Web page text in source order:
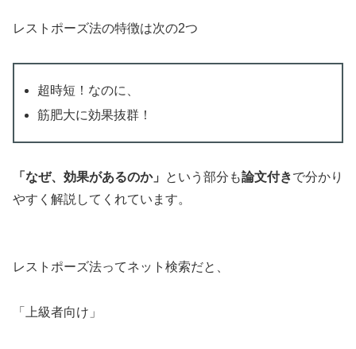
レストポーズ法の特徴は次の2つ
超時短！なのに、
筋肥大に効果抜群！
「なぜ、効果があるのか」 という部分も論文付きで分かり
やすく解説してくれています。
レストポーズ法ってネット検索だと、
「上級者向け」